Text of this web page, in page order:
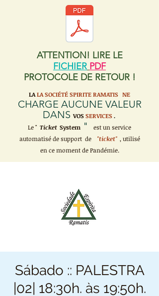
ATTENTION! LIRE LE
FICHIER PDF
PROTOCOLE DE RETOUR !
LALA SOCIÉTÉ SPIRITE RAMATIS NE
CHARGE AUCUNE VALEUR
DANS VOS SERVICES.
Le " Ticket System "
est un service
automatisé de support de
"ticket" , utilisé
en ce moment de Pandémie.
Sábado :: PALESTRA
|02| 18:30h. às 19:50h.